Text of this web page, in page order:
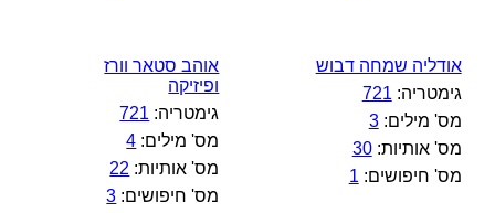
אודליה שמחה דבוש
גימטריה: 721
מס' מילים:3
מס' אותיות:30
מס' חיפושים: 1
אוהב סטאר וורז
ופיזיקה
גימטריה: 721
מס' מילים: 4
מס' אותיות: 22
מס' חיפושים: 3